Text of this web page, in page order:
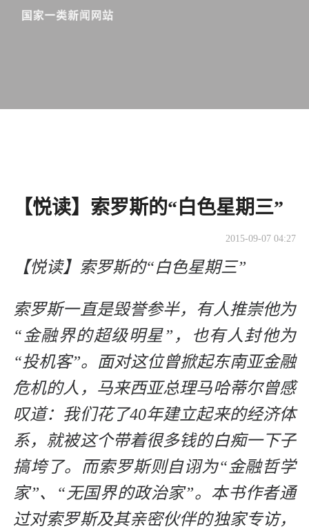
【悦读】索罗斯的“白色星期三”
2015-09-07 04:27
【悦读】索罗斯的“白色星期三”
索罗斯一直是毁誉参半，有人推崇他为
“金融界的超级明星”，也有人封他为
“投机客”。面对这位曾掀起东南亚金融
危机的人，马来西亚总理马哈蒂尔曾感
叹道：我们花了40年建立起来的经济体
系，就被这个带着很多钱的白痴一下子
搞垮了。而索罗斯则自诩为“金融哲学
家”、“无国界的政治家”。本书作者通
过对索罗斯及其亲密伙伴的独家专访，